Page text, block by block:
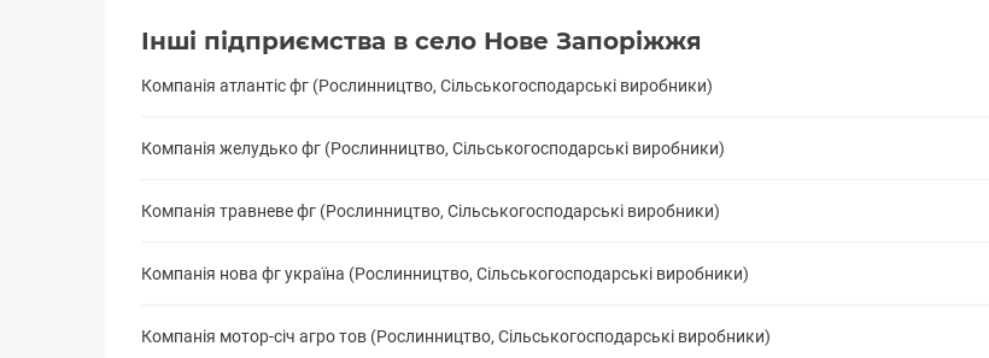
Інші підприємства в село Нове Запоріжжя
Компанія атлантіс фг (Рослинництво, Сільськогосподарські виробники)
Компанія желудько фг (Рослинництво, Сільськогосподарські виробники)
Компанія травневе фг (Рослинництво, Сільськогосподарські виробники)
Компанія нова фг україна (Рослинництво, Сільськогосподарські виробники)
Компанія мотор-січ агро тов (Рослинництво, Сільськогосподарські виробники)